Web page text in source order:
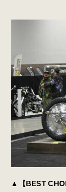
▲
【BEST